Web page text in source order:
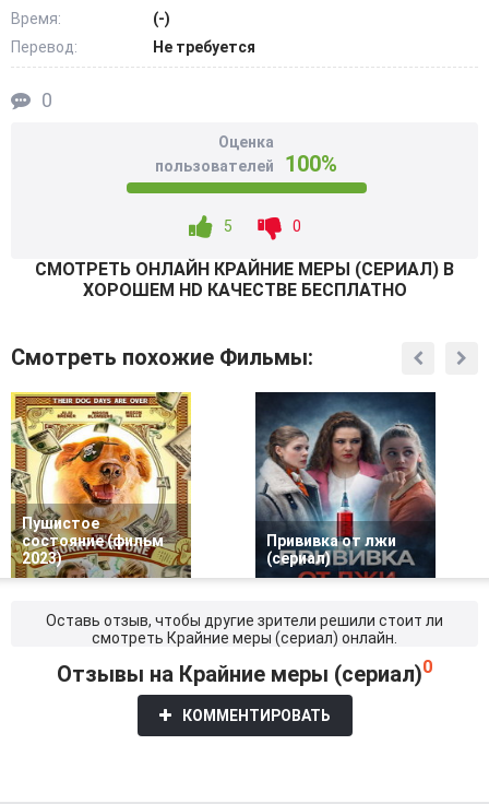
Время:
(-)
Перевод:
Не требуется
0
Оценка
пользователей
100%
5 0
СМОТРEТЬ ОНЛАЙН КРАЙНИЕ МЕРЫ (СЕРИАЛ) В
ХОРОШЕМ HD КАЧЕСТВЕ БЕСПЛАТНО
Смотреть похожие Фильмы:
Пушистое
состояние (фильм
2023)
Прививка от лжи
(сериал)
Оставь отзыв, чтобы другие зрители решили стоит ли
смотреть Крайние меры (сериал) онлайн.
Отзывы на Крайние меры (сериал)0
КОММЕНТИРОВАТЬ